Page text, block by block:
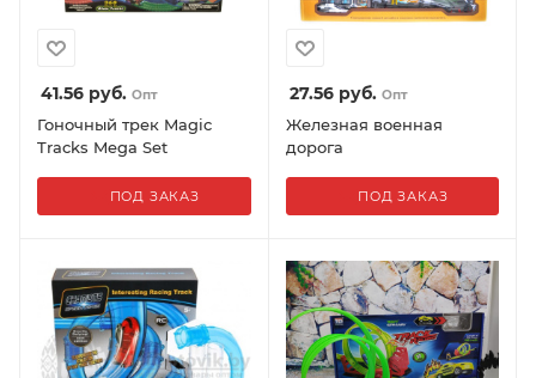
41.56 руб. Опт
Гоночный трек Magic
Tracks Mega Set
ПОД ЗАКАЗ
27.56руб. Опт
Железная военная
дорога
ПОД ЗАКАЗ